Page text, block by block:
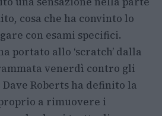
cosa che ha convinto lo
con esami specifici.
portato allo ‘scratch’ dalla
venerdì contro gli
Roberts ha definito la
a rimuovere i